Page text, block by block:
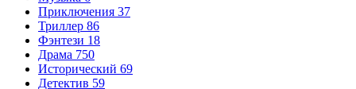
Приключения 37
Триллер 86
Фэнтези 18
Драма 750
Исторический 69
Детектив 59